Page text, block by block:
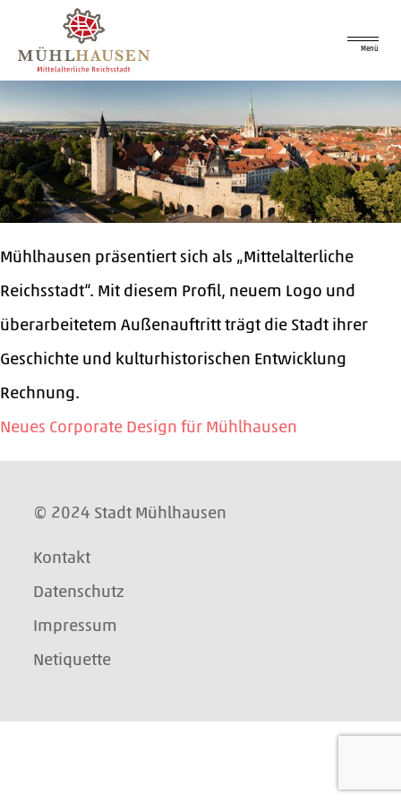
Menü
Mühlhausen präsentiert sich als „Mittelalterliche
Reichsstadt“. Mit diesem Profil, neuem Logo und
überarbeitetem Außenauftritt trägt die Stadt ihrer
Geschichte und kulturhistorischen Entwicklung
Rechnung.
Neues Corporate Design für Mühlhausen
© 2024 Stadt Mühlhausen
Kontakt
Datenschutz
Impressum
Netiquette